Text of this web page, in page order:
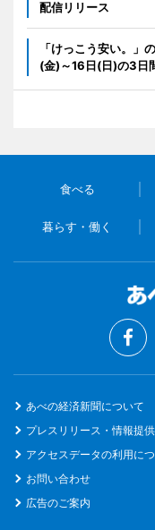
配信リリース
「けっこう安い。」
(金)～16日(日)の3日
食べる
暮らす・働く
あべの経済新聞について
プレスリリース・情報提
アクセスデータの利用に
お問い合わせ
広告のご案内